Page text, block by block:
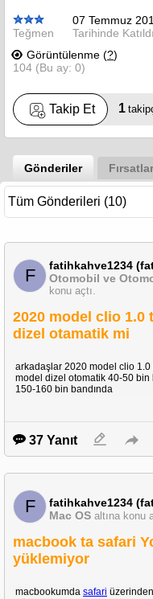
Teğmen
07 Temmuz
Tarihinde Katıldı
Görüntülenme (?)
104 (Bu ay: 0)
Takip Et 1
Gönderiler Fırsatlar
F
fatihkahve1234
Otomobil ve
konu açtı.
2020 model clio 1.0
dizel otamatik mi
arkadaşlar 2020 model clio 1.0
model dizel otomatik 40-50 bin
150-160 bin bandında
37 Yanıt
F
fatihkahve1234
Mac OS altına konu
macbook ta safari
yüklemiyor
macbookumda safari üzerinden